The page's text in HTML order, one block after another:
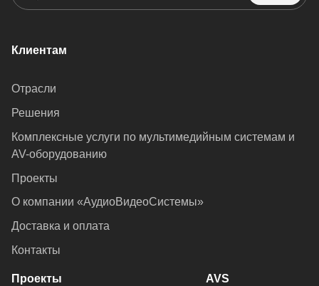
Клиентам
Отрасли
Решения
Комплексные услуги по мультимедийным системам и
AV-оборудованию
Проекты
О компании «АудиоВидеоСистемы»
Доставка и оплата
Контакты
Проекты AVS